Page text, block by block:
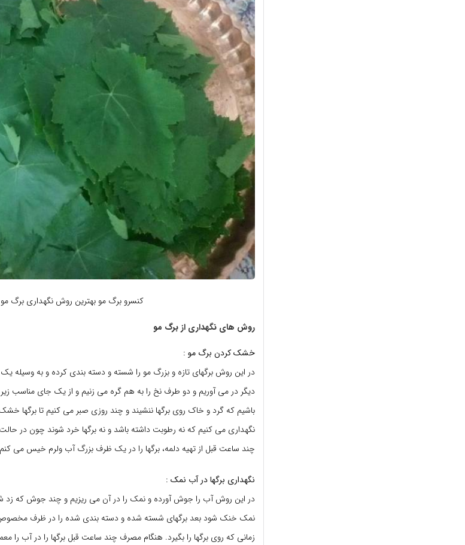
کنسرو برگ مو بهترین روش نگهداری برگ
روش های نگهداری از برگ مو
خشک کردن برگ مو :
در این روش برگهای تازه و بزرگ مو را شسته و دسته بندی کرده و به وسیله یک
دیگر در می آوریم و دو طرف نخ را به هم گره می زنیم و از یک جای مناسب زیر
باشیم که گرد و خاک روی برگها ننشیند و چند روزی صبر می کنیم تا برگها
نگهداری می کنیم که نه رطوبت داشته باشد و نه برگها خرد شوند چون در
چند ساعت قبل از تهیه دلمه، برگها را در یک ظرف بزرگ آب ولرم خیس می
نگهداری برگها در آب نمک :
در این روش آب را جوش آورده و نمک را در آن می ریزیم و چند جوش که زد
نمک خنک شود بعد برگهای شسته شده و دسته بندی شده را در ظرف مخصوص
زمانی که روی برگها را بگیرد. هنگام مصرف چند ساعت قبل برگها را در آب را